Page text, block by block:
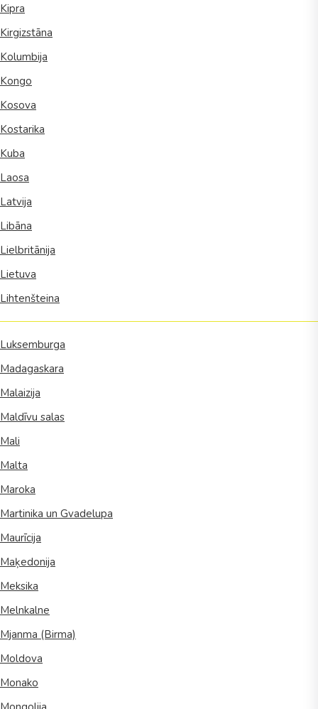
Kipra
Kirgizstāna
Kolumbija
Kongo
Kosova
Kostarika
Kuba
Laosa
Latvija
Libāna
Lielbritānija
Lietuva
Lihtenšteina
Luksemburga
Madagaskara
Malaizija
Maldīvu salas
Mali
Malta
Maroka
Martinika un Gvadelupa
Maurīcija
Maķedonija
Meksika
Melnkalne
Mjanma (Birma)
Moldova
Monako